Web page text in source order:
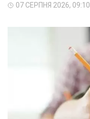
07 СЕРПНЯ 2026, 09:10